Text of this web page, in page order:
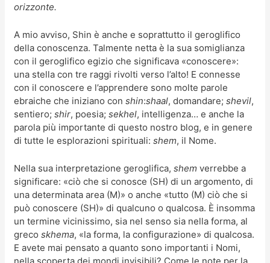
orizzonte.
A mio avviso, Shin è anche e soprattutto il geroglifico
della conoscenza. Talmente netta è la sua somiglianza
con il geroglifico egizio che significava «conoscere»:
una stella con tre raggi rivolti verso l’alto! E connesse
con il conoscere e l’apprendere sono molte parole
ebraiche che iniziano conshin:shaal, domandare;shevil,
sentiero;shir, poesia;sekhel, intelligenza… e anche la
parola più importante di questo nostro blog, e in genere
di tutte le esplorazioni spirituali:shem, il Nome.
Nella sua interpretazione geroglifica,shem verrebbe a
significare: «ciò che si conosce (SH) di un argomento, di
una determinata area (M)» o anche «tutto (M) ciò che si
può conoscere (SH)» di qualcuno o qualcosa. È insomma
un termine vicinissimo, sia nel senso sia nella forma, al
grecoskhema, «la forma, la configurazione» di qualcosa.
E avete mai pensato a quanto sono importanti i Nomi,
nella scoperta dei mondi invisibili? Come le note per la